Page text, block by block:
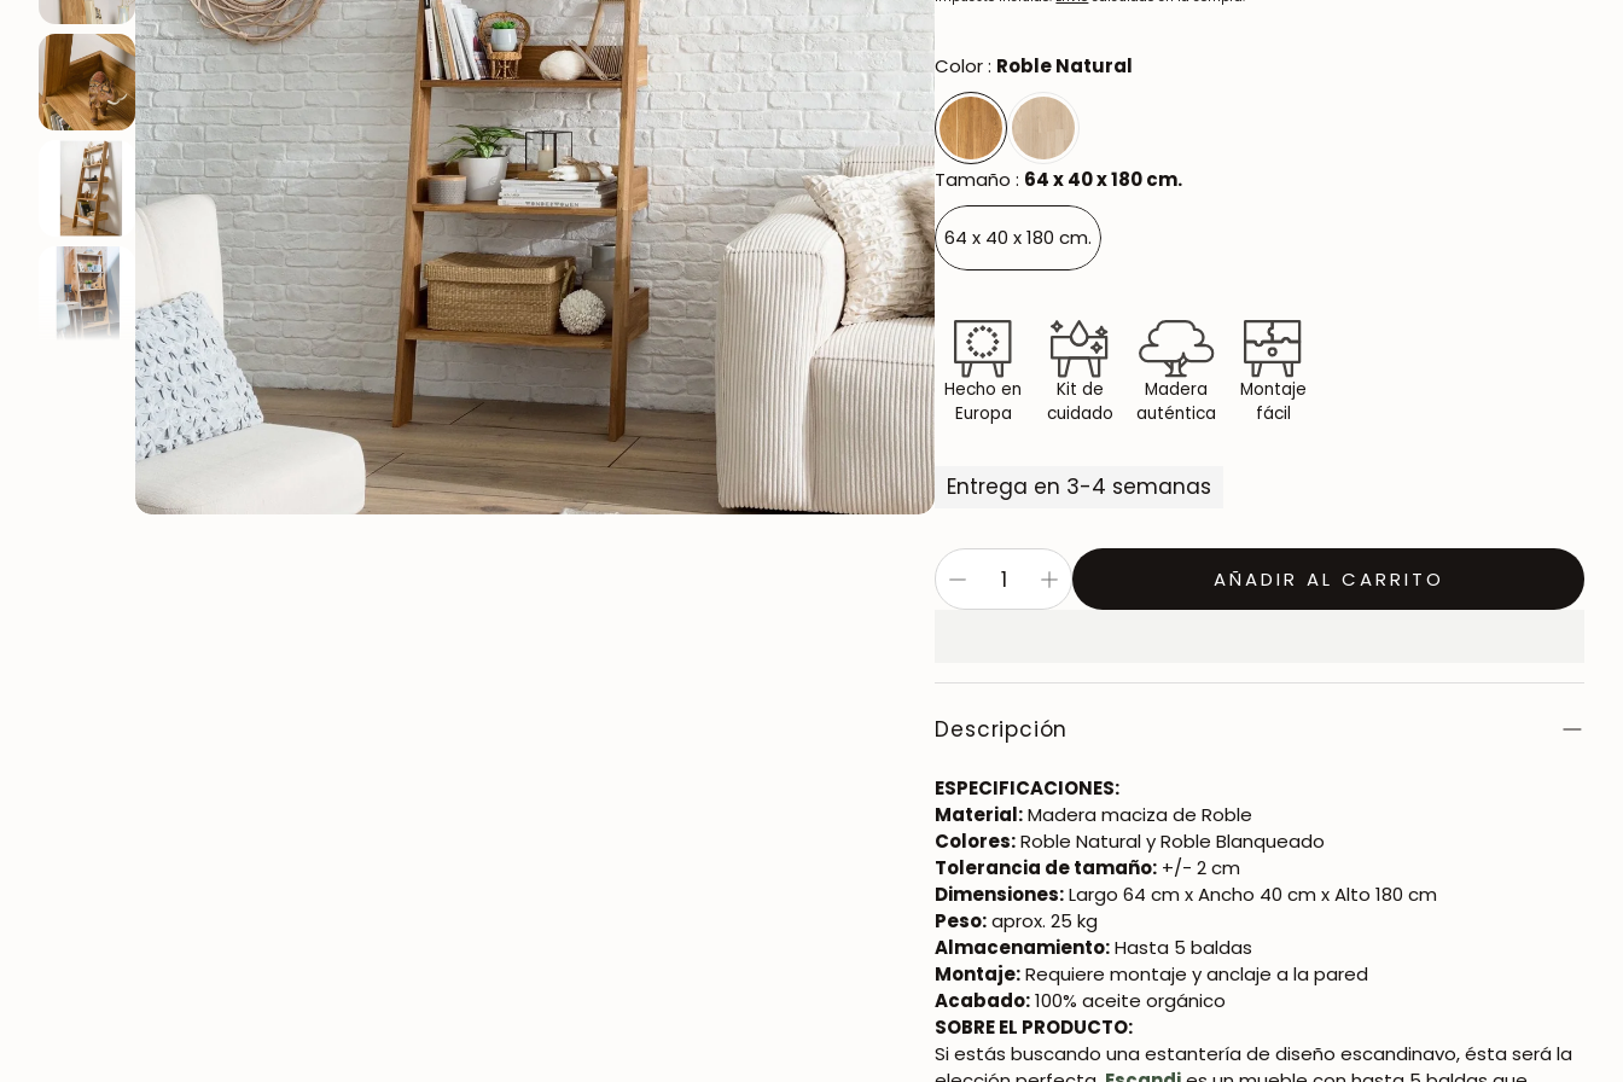
Oxford NordicStory
Mauritz NordicStory
Milan NordicStory
Moritz NordicStory
Regal NordicStory
Runa NordicStory
Mozaik LoftStory
Montenegro LoftStory
Color : Roble Natural
Tamaño : 64 x 40 x 180 cm.
64 x 40 x 180 cm.
Hecho en
Europa
Kit de
cuidado
Madera
auténtica
Montaje
fácil
Entrega en 3-4 semanas
AÑADIR AL CARRITO
Descripción
ESPECIFICACIONES:
Material:Madera maciza de Roble
Colores:Roble Natural y Roble Blanqueado
Tolerancia de tamaño: +/- 2 cm
Dimensiones:Largo 64 cm x Ancho 40 cm x Alto 180 cm
Peso:aprox. 25 kg
Almacenamiento:Hasta 5 baldas
Montaje:Requiere montaje y anclaje a la pared
Acabado:100% aceite orgánico
SOBRE EL PRODUCTO:
Si estás buscando una estantería de diseño escandinavo, ésta será la